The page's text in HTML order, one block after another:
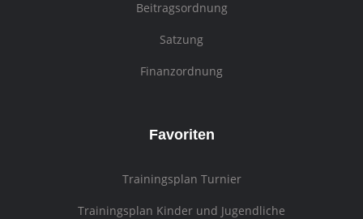
Beitragsordnung
Satzung
Finanzordnung
Favoriten
Trainingsplan Turnier
Trainingsplan Kinder und Jugendliche